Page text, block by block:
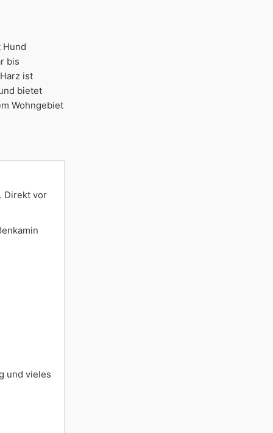
Hund
bis
ist
bietet
Wohngebiet
Direkt vor
und vieles